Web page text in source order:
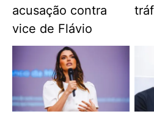
acusação contra
vice de Flávio